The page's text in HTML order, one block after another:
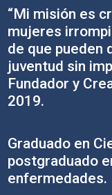
“Mi misión es
mujeres
de que pueden
juventud sin
Fundador y
2019.
Graduado en
postgraduado
enfermedades.